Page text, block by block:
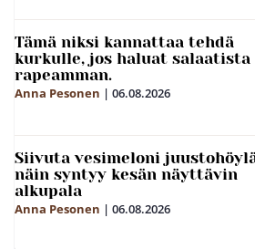
Tämä niksi kannattaa tehdä
kurkulle, jos haluat salaatista
rapeamman.
Anna Pesonen | 06.08.2026
Siivuta vesimeloni
näin syntyy kesän näyttävin
alkupala
Anna Pesonen | 06.08.2026